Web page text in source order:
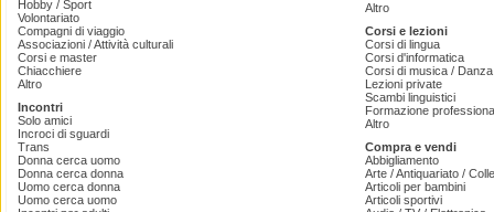
Hobby / Sport
Volontariato
Compagni di viaggio
Associazioni / Attività culturali
Corsi e master
Chiacchiere
Altro
Incontri
Solo amici
Incroci di sguardi
Trans
Donna cerca uomo
Donna cerca donna
Uomo cerca donna
Uomo cerca uomo
Altro
Corsi e lezioni
Corsi di lingua
Corsi d'informatica
Corsi di musica /
Lezioni private
Scambi linguistici
Formazione
Altro
Compra e vendi
Abbigliamento
Arte / Antiquariato /
Articoli per bambini
Articoli sportivi